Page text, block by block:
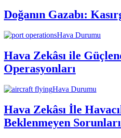
Doğanın Gazabı:
Hava Durumu
Hava Zekâsı ile
Operasyonları
Hava Durumu
Hava Zekâsı İle
Beklenmeyen